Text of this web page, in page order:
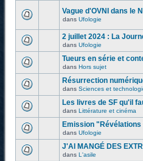
Vague d'OVNI dans le
dans Ufologie
2 juillet 2024 : La
dans Ufologie
Tueurs en série et
dans Hors sujet
Résurrection
dans Sciences et
Les livres de SF qu'il
dans Littérature et cinéma
Emission "Révélations
dans Ufologie
J'AI MANGÉ DES
dans L'asile